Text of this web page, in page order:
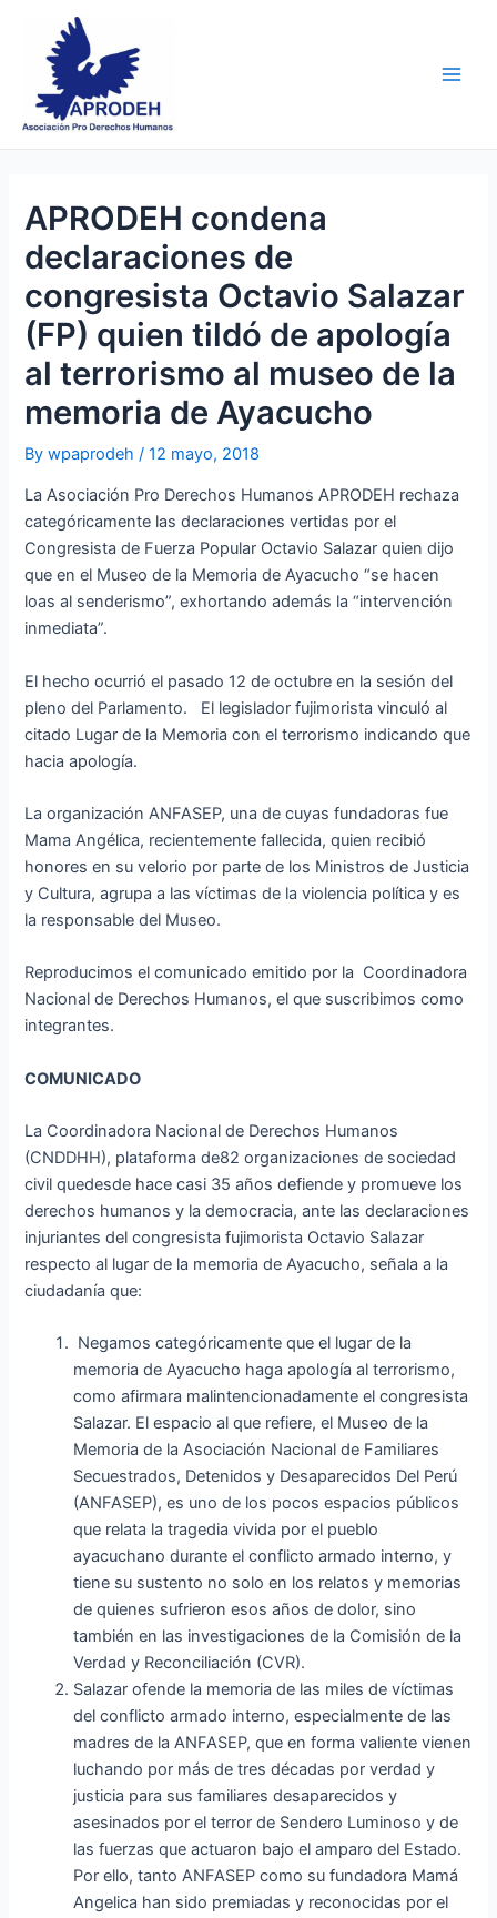
content
APRODEH condena
declaraciones de
congresista Octavio Salazar
(FP) quien tildó de apología
al terrorismo al museo de la
memoria de Ayacucho
Bywpaprodeh/12 mayo, 2018
La Asociación Pro Derechos Humanos APRODEH rechaza
categóricamente las declaraciones vertidas por el
Congresista de Fuerza Popular Octavio Salazar quien dijo
que en el Museo de la Memoria de Ayacucho “se hacen
loas al senderismo”, exhortando además la “intervención
inmediata”.
El hecho ocurrió el pasado 12 de octubre en la sesión del
pleno del Parlamento. El legislador fujimorista vinculó al
citado Lugar de la Memoria con el terrorismo indicando que
hacia apología.
La organización ANFASEP, una de cuyas fundadoras fue
Mama Angélica, recientemente fallecida, quien recibió
honores en su velorio por parte de los Ministros de Justicia
y Cultura, agrupa a las víctimas de la violencia política y es
la responsable del Museo.
Reproducimos el comunicado emitido por la Coordinadora
Nacional de Derechos Humanos, el que suscribimos como
integrantes.
COMUNICADO
La Coordinadora Nacional de Derechos Humanos
(CNDDHH), plataforma de82 organizaciones de sociedad
civil quedesde hace casi 35 años defiende y promueve los
derechos humanos y la democracia, ante las declaraciones
injuriantes del congresista fujimorista Octavio Salazar
respecto al lugar de la memoria de Ayacucho, señala a la
ciudadanía que:
Negamos categóricamente que el lugar de la
memoria de Ayacucho haga apología al terrorismo,
como afirmara malintencionadamente el congresista
Salazar. El espacio al que refiere, el Museo de la
Memoria de la Asociación Nacional de Familiares
Secuestrados, Detenidos y Desaparecidos Del Perú
(ANFASEP), es uno de los pocos espacios públicos
que relata la tragedia vivida por el pueblo
ayacuchano durante el conflicto armado interno, y
tiene su sustento no solo en los relatos y memorias
de quienes sufrieron esos años de dolor, sino
también en las investigaciones de la Comisión de la
Verdad y Reconciliación (CVR).
Salazar ofende la memoria de las miles de víctimas
del conflicto armado interno, especialmente de las
madres de la ANFASEP, que en forma valiente vienen
luchando por más de tres décadas por verdad y
justicia para sus familiares desaparecidos y
asesinados por el terror de Sendero Luminoso y de
las fuerzas que actuaron bajo el amparo del Estado.
Por ello, tanto ANFASEP como su fundadora Mamá
Angelica han sido premiadas y reconocidas por el
navigation